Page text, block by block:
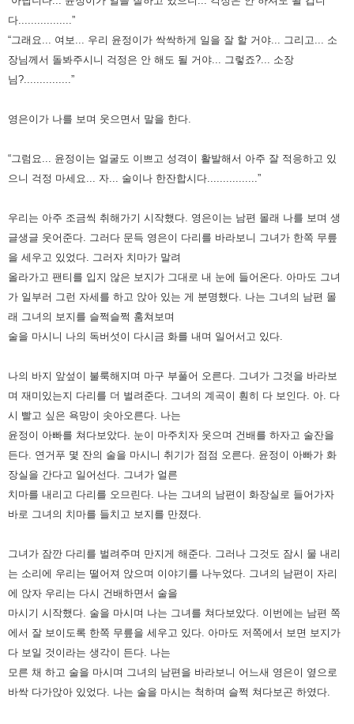
다.................”
“그래요... 여보... 우리 윤정이가 싹싹하게 일을 잘 할 거야... 그리고... 소
장님께서 돌봐주시니 걱정은 안 해도 될 거야... 그렇죠?... 소장
님?...............”
영은이가 나를 보며 웃으면서 말을 한다.
“그럼요... 윤정이는 얼굴도 이쁘고 성격이 활발해서 아주 잘 적응하고 있
으니 걱정 마세요... 자... 술이나 한잔합시다................”
우리는 아주 조금씩 취해가기 시작했다. 영은이는 남편 몰래 나를 보며 생
글생글 웃어준다.
그러다 문득 영은이 다리를 바라보니 그녀가 한쪽 무릎
을 세우고 있었다.
그러자 치마가 말려
올라가고 팬티를 입지 않은 보지가 그대로 내 눈에 들어온다. 아마도 그녀
가 일부러 그런 자세를 하고 앉아 있는 게 분명했다. 나는 그녀의 남편 몰
래 그녀의 보지를 슬쩍슬쩍 훔쳐보며
술을 마시니 나의 독버섯이 다시금 화를 내며 일어서고 있다.
나의 바지 앞섶이 불룩해지며 마구 부풀어 오른다. 그녀가 그것을 바라보
며 재미있는지 다리를 더 벌려준다.
그녀의 계곡이 훤히 다 보인다. 아. 다
시 빨고 싶은 욕망이 솟아오른다. 나는
윤정이 아빠를 쳐다보았다. 눈이 마주치자 웃으며 건배를 하자고 술잔을
든다. 연거푸 몇 잔의 술을 마시니 취기가 점점 오른다. 윤정이 아빠가 화
장실을 간다고 일어선다. 그녀가 얼른
치마를 내리고 다리를 오므린다. 나는 그녀의 남편이 화장실로 들어가자
바로 그녀의 치마를 들치고 보지를 만졌다.
그녀가 잠깐 다리를 벌려주며 만지게 해준다.
그러나 그것도 잠시 물 내리
는 소리에 우리는 떨어져 앉으며 이야기를 나누었다.
그녀의 남편이 자리
에 앉자 우리는 다시 건배하면서 술을
마시기 시작했다. 술을 마시며 나는 그녀를 쳐다보았다. 이번에는 남편 쪽
에서 잘 보이도록 한쪽 무릎을 세우고 있다. 아마도 저쪽에서 보면 보지가
다 보일 것이라는 생각이 든다. 나는
모른 채 하고 술을 마시며 그녀의 남편을 바라보니 어느새 영은이 옆으로
바싹 다가앉아 있었다. 나는 술을 마시는 척하며 슬쩍 쳐다보곤 하였다.